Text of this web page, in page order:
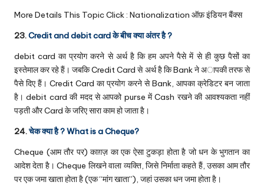
More Details This Topic Click : Nationalization ऑफ़ इंडियन बैंक्स
23.Credit and debit card के बीच क्या अंतर है ?
debit card का प्रयोग करने से अर्थ है कि हम अपने पैसे में से ही कुछ पैसों का
इस्तेमाल कर रहे हैं। जबकि Credit Card से अर्थ है कि Bank ने अापकी तरफ से
पैसे दिए हैं। Credit Card का प्रयोग करने से Bank, आपका क्रेडिटर बन जाता
है। debit card की मदद से आपको purse में Cash रखने की आवश्यकता नहीं
पड़ती और Card के जरिए सारा काम हो जाता है।
24.चेक क्या है ? What is a Cheque?
Cheque (आम तौर पर) काग़ज़ का एक ऐसा टुकड़ा होता है जो धन के भुगतान का
आदेश देता है। Cheque लिखने वाला व्यक्ति, जिसे निर्माता कहते हैं, उसका आम तौर
पर एक जमा खाता होता है (एक “मांग खाता”), जहां उसका धन जमा होता है।